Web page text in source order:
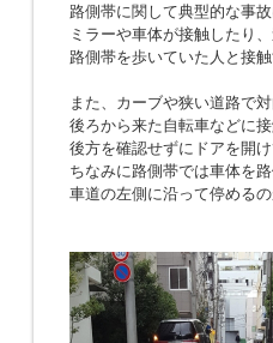
路側帯に関して典型的な事
ミラーや車体が接触したり
路側帯を歩いていた人と接触
また、カーブや狭い道路で
後ろから来た自転車などに
後方を確認せずにドアを開
ちなみに路側帯では車体を
車道の左側に沿って停めるの